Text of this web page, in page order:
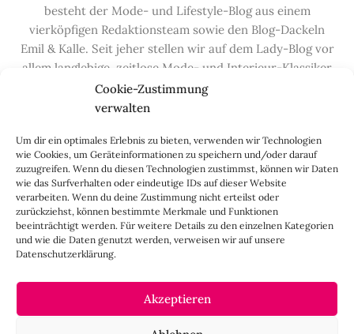
Cookie-Zustimmung
verwalten
Um dir ein optimales Erlebnis zu bieten, verwenden wir Technologien
wie Cookies, um Geräteinformationen zu speichern und/oder darauf
zuzugreifen. Wenn du diesen Technologien zustimmst, können wir Daten
wie das Surfverhalten oder eindeutige IDs auf dieser Website
verarbeiten. Wenn du deine Zustimmung nicht erteilst oder
zurückziehst, können bestimmte Merkmale und Funktionen
beeinträchtigt werden. Für weitere Details zu den einzelnen Kategorien
und wie die Daten genutzt werden, verweisen wir auf unsere
Datenschutzerklärung.
Akzeptieren
besteht der Mode- und Lifestyle-Blog aus einem
vierköpfigen Redaktionsteam sowie den Blog-Dackeln
Emil & Kalle. Seit jeher stellen wir auf dem Lady-Blog vor
allem langlebige, zeitlose Mode- und Interieur-Klassiker
vor, die hochwertig verarbeitet und unter guten
Bedingungen hergestellt wurden – gerne „Made in
Handwerksberufe und kleine feine Firmen, denen wir
hier auf dem Blog eine Präsentationsfläche bieten, sowie
alle Dinge, die das Leben ein bisschen schöner machen.
Darüber hinaus legen wir großen Wert auf den
Austausch mit Euch, den Leserinnen – über die
Kommentarfunktion, dieLady-Frage, dieLove-List
auch überInstagram
IMPRESSUM